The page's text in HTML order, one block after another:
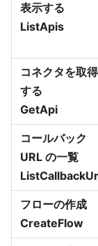
表示する
ListApis
コネクタを取得
する
GetApi
コールバック
URL の一覧
フローの作成
CreateFlow